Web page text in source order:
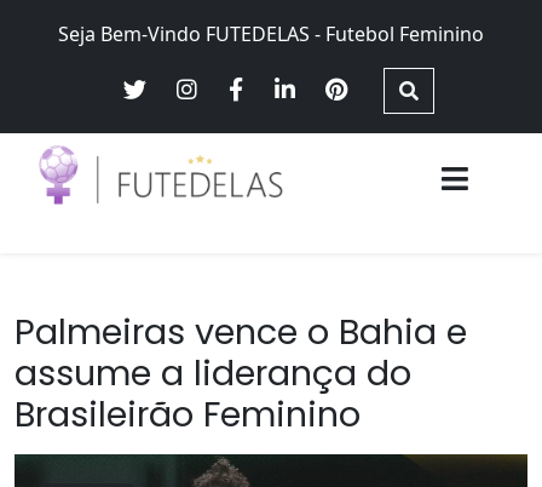
Seja Bem-Vindo FUTEDELAS - Futebol Feminino
Futedelas – Futebol Feminino
Futebol Feminino no Brasil – Brasileirão Futebol Feminino,
Seleção Brasileira Feminina, equidade e justiça de gênero
Palmeiras vence o Bahia e
assume a liderança do
Brasileirão Feminino